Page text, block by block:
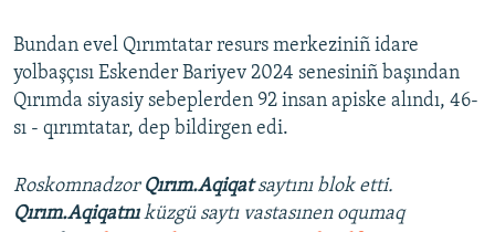
Bundan evel Qırımtatar resurs merkeziniñ idare
yolbaşçısı Eskender Bariyev 2024 senesiniñ başından
Qırımda siyasiy sebeplerden 92 insan apiske alındı, 46-
sı - qırımtatar, dep bildirgen edi.
Roskomnadzor Qırım.Aqiqatsaytını blok etti.
Qırım.Aqiqatnıküzgü saytı vastasınen oqumaq